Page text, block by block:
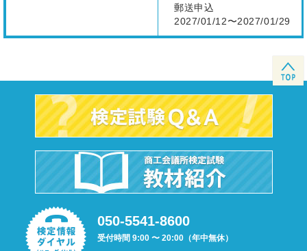
郵送申込
2027/01/12〜2027/01/29
050-5541-8600
受付時間 9:00 〜 20:00（年中無休）